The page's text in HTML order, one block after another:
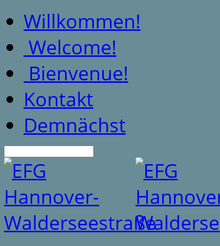
Willkommen!
Welcome!
Bienvenue!
Kontakt
Demnächst